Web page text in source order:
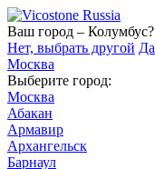
Ваш город – Колумбус?
Нет, выбрать другой Да
Москва
Выберите город:
Москва
Абакан
Армавир
Архангельск
Барнаул